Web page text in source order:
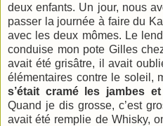
deux enfants. Un jour, nous
passer la journée à faire du
avec les deux mômes. Le
conduise mon pote Gilles
avait été grisâtre, il avait
élémentaires contre le soleil,
s’était cramé les jambes
Quand je dis grosse, c’est
avait été remplie de Whisky,